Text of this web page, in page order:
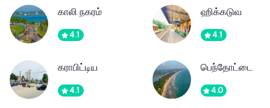
காலி நகரம்
4.1
ஹிக்கடுவ
4.1
கராபிட்டிய
4.1
பெந்தோட்டை
4.0